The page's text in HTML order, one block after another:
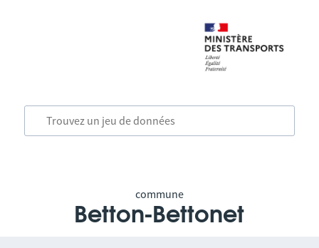
commune
Betton-Bettonet